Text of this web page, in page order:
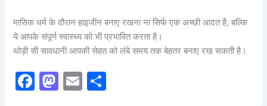
मासिक धर्म के दौरान हाइजीन बनाए रखना ना सिर्फ एक अच्छी आदत है, बल्कि
ये आपके संपूर्ण स्वास्थ्य को भी प्रभावित करता है।
थोड़ी सी सावधानी आपकी सेहत को लंबे समय तक बेहतर बनाए रख सकती है।
F
M E